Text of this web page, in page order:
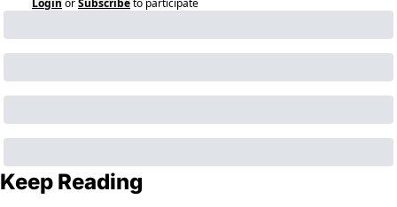
Login orSubscribeto participate
Keep Reading